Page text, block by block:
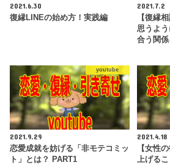
2021.6.30
復縁LINEの始め方！実践編
2021.7.2
【復縁
思うよ
合う関
youtube
2021.9.29
恋愛成就を妨げる「非モテコミッ
ト」とは？ PART1
2021.4.18
【女性
上げる